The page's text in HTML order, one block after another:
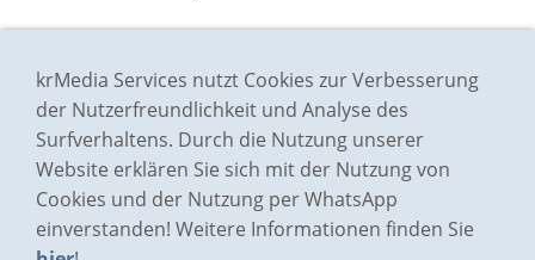
Impressum
Preisliste
AGB
Datenschutz
Bildernachweis
Kontakt/Anfrage
krMedia Services nutzt Cookies zur Verbesserung
der Nutzerfreundlichkeit und Analyse des
Surfverhaltens. Durch die Nutzung unserer
Website erklären Sie sich mit der Nutzung von
Cookies und der Nutzung per WhatsApp
einverstanden! Weitere Informationen finden Sie